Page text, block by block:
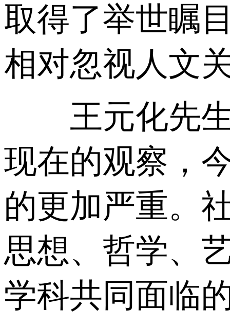
取得了举世瞩
相对忽视人文
王元化先生
现在的观察，
的更加严重。
思想、哲学、
学科共同面临